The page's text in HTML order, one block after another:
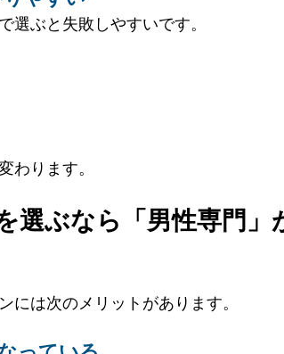
選ぶと失敗しやすいです。
わります。
選ぶなら「男性専門」
には次のメリットがあります。